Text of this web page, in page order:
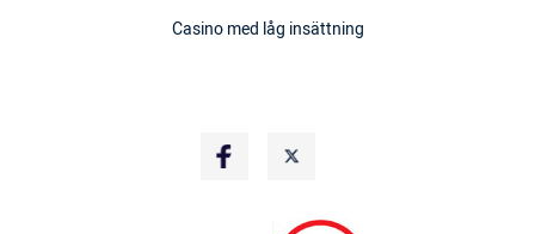
Casino med låg insättning